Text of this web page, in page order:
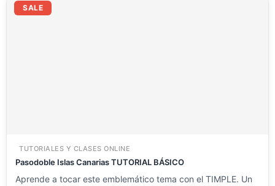
SALE
TUTORIALES Y CLASES ONLINE
Pasodoble Islas Canarias TUTORIAL BÁSICO
Aprende a tocar este emblemático tema con el TIMPLE. Un
precio
original